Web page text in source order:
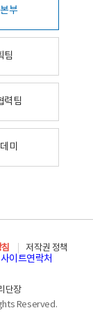
부
팀
력팀
미
저작권 정책
이트연락처
단장
Reserved.